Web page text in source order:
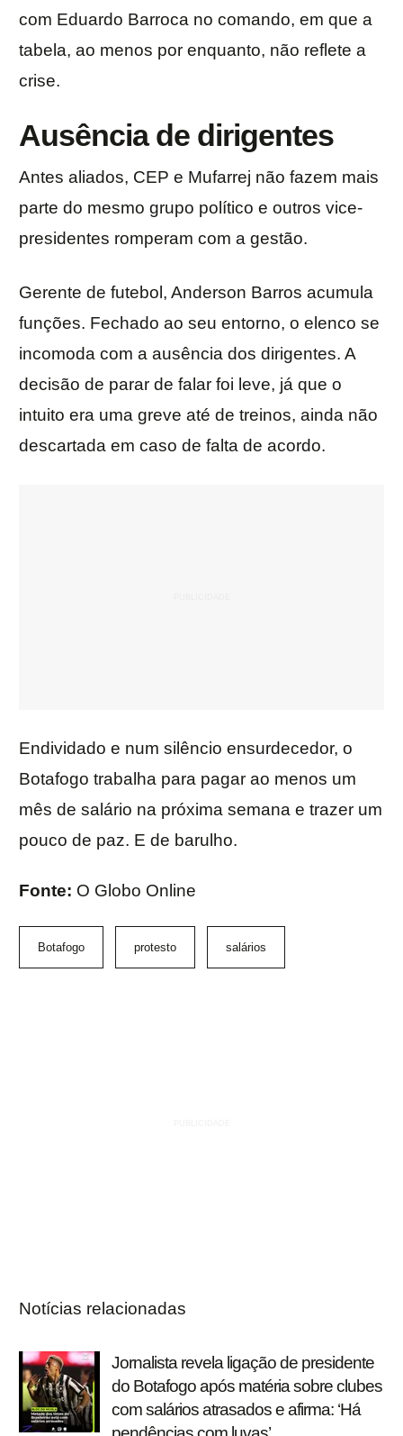
com Eduardo Barroca no comando, em que a
tabela, ao menos por enquanto, não reflete a
crise.
Ausência de dirigentes
Antes aliados, CEP e Mufarrej não fazem mais
parte do mesmo grupo político e outros vice-
presidentes romperam com a gestão.
Gerente de futebol, Anderson Barros acumula
funções. Fechado ao seu entorno, o elenco se
incomoda com a ausência dos dirigentes. A
decisão de parar de falar foi leve, já que o
intuito era uma greve até de treinos, ainda não
descartada em caso de falta de acordo.
Endividado e num silêncio ensurdecedor, o
Botafogo trabalha para pagar ao menos um
mês de salário na próxima semana e trazer um
pouco de paz. E de barulho.
Fonte: O Globo Online
Botafogo protesto salários
Notícias relacionadas
Jornalista revela ligação de presidente
do Botafogo após matéria sobre clubes
com salários atrasados e afirma: ‘Há